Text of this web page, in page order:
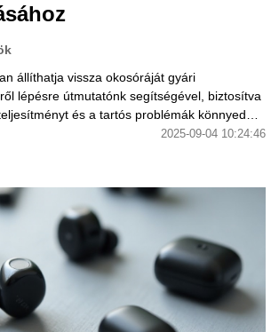
állíthatja vissza okosóráját gyári
lépésre útmutatónk segítségével, biztosítva
és a tartós problémák könnyed
2025-09-04 10:24:46